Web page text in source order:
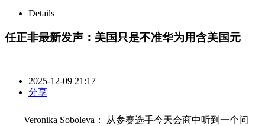
Details
任正非最新发声：美国只是不准华为用含美国元
2025-12-09 21:17
分享
Veronika Soboleva： 从参赛选手今天会商中听到一个问